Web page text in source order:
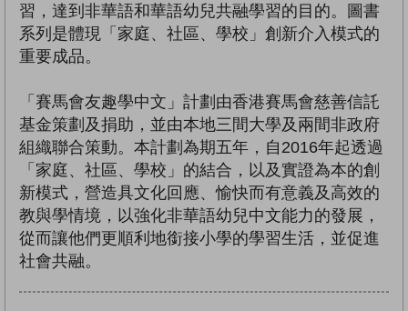
習，達到非華語和華語幼兒共融學習的目的。圖書
系列是體現「家庭、社區、學校」創新介入模式的
重要成品。
「賽馬會友趣學中文」計劃由香港賽馬會慈善信託
基金策劃及捐助，並由本地三間大學及兩間非政府
組織聯合策動。本計劃為期五年，自2016年起透過
「家庭、社區、學校」的結合，以及實證為本的創
新模式，營造具文化回應、愉快而有意義及高效的
教與學情境，以強化非華語幼兒中文能力的發展，
從而讓他們更順利地銜接小學的學習生活，並促進
社會共融。